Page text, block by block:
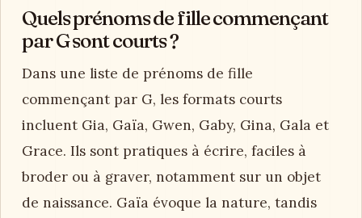
Quels prénoms de fille commençant
par G sont courts ?
Dans une liste de prénoms de fille
commençant par G, les formats courts
incluent Gia, Gaïa, Gwen, Gaby, Gina, Gala et
Grace. Ils sont pratiques à écrire, faciles à
broder ou à graver, notamment sur un objet
de naissance. Gaïa évoque la nature, tandis